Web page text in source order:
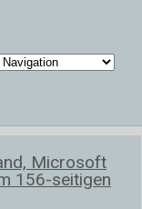
Microsoft
156-seitigen